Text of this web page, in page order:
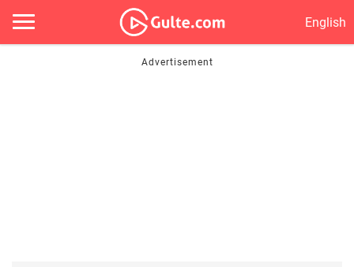
English